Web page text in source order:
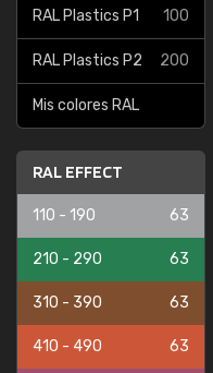
RAL Plastics P1 100
RAL Plastics P2 200
Mis colores RAL
RAL EFFECT
110 - 190 63
210 - 290 63
310 - 390 63
410 - 490 63